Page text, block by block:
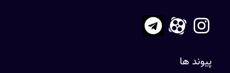
پیوند ها